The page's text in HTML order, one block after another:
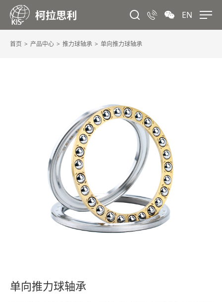
EN
首页 产品中心 推力球轴承 单向推力球轴承
单向推力球轴承